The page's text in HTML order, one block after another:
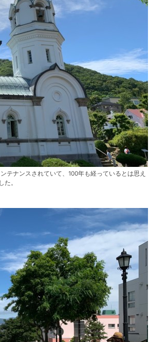
テナンスされていて、100年も経っているとは思え
た。